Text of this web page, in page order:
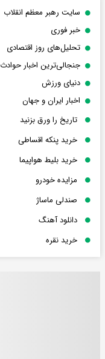
سایت رهبر معظم انقلاب
خبر فوری
تحلیل‌های روز اقتصادی
جنجالی‌ترین اخبار حوادث
دنیای ورزش
اخبار ایران و جهان
تاریخ را ورق بزنید
خرید پنکه اقساطی
خرید بلیط هواپیما
مزایده خودرو
صندلی ماساژ
دانلود آهنگ
خرید نقره